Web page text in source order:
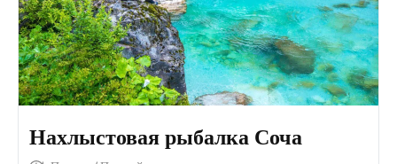
Нахлыстовая рыбалка Соча